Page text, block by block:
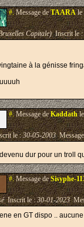
#.Message deTAARAle
Capitale)Inscrit le :
à la génisse
#.Message deKaddathle
le :30-05-2003
dur pour un troll
#.Message deSisyphe-
Inscrit le :30-01-2023
en GT dispo ..